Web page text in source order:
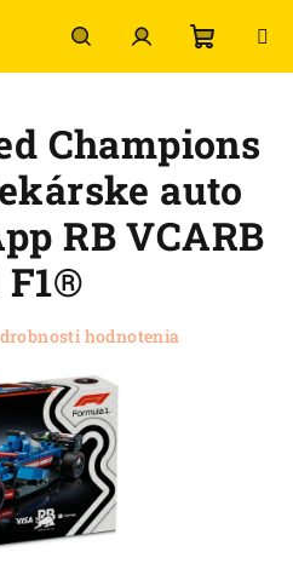
HľadaťPrihlásenie
košík
Champions
auto
RB VCARB
F1®
hodnotenia